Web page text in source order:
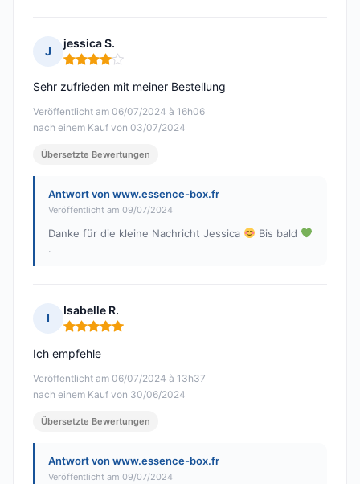
J
jessica S.
Hinweis: 4 von 5
Veröffentlicht am 06/07/2024 à 16h06
nach einem Kauf von 03/07/2024
Sehr zufrieden mit meiner Bestellung
Übersetzte Bewertungen
Antwort von www.essence-box.fr
Veröffentlicht am 09/07/2024
Danke für die kleine Nachricht Jessica
Bis bald
.
I
Isabelle R.
Hinweis: 5 von 5
Veröffentlicht am 06/07/2024 à 13h37
nach einem Kauf von 30/06/2024
Ich empfehle
Übersetzte Bewertungen
Antwort von www.essence-box.fr
Veröffentlicht am 09/07/2024